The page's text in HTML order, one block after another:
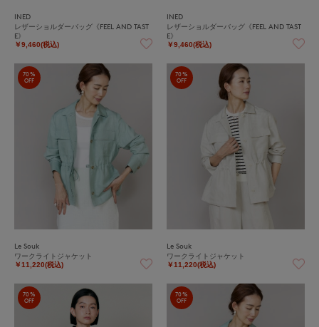
INED
レザーショルダーバッグ《FEEL AND TAST
E》
￥9,460(税込)
INED
レザーショルダーバッグ《FEEL AND TAST
E》
￥9,460(税込)
70%
OFF
Le Souk
ワークライトジャケット
￥11,220(税込)
70%
OFF
Le Souk
ワークライトジャケット
￥11,220(税込)
70%
OFF
70%
OFF